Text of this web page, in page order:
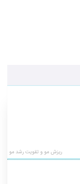
ریزش مو و تقویت رشد مو